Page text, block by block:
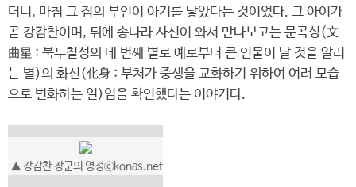
더니, 마침 그 집의 부인이 아기를 낳았다는 것이었다. 그 아이가
곧 강감찬이며, 뒤에 송나라 사신이 와서 만나보고는 문곡성(文
曲星 : 북두칠성의 네 번째 별로 예로부터 큰 인물이 날 것을 알리
는 별)의 화신(化身 : 부처가 중생을 교화하기 위하여 여러 모습
으로 변화하는 일)임을 확인했다는 이야기다.
▲ 강감찬 장군의 영정ⓒkonas.net